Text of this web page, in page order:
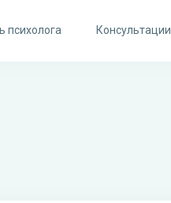
психолога Консультации